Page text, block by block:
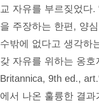
교 자유를 부르짖었다.
을 주장하는 한편, 양
수밖에 없다고 생각하
갖 자유를 위하는 옹호
Britannica, 9th ed.,
에서 나온 훌륭한 결과